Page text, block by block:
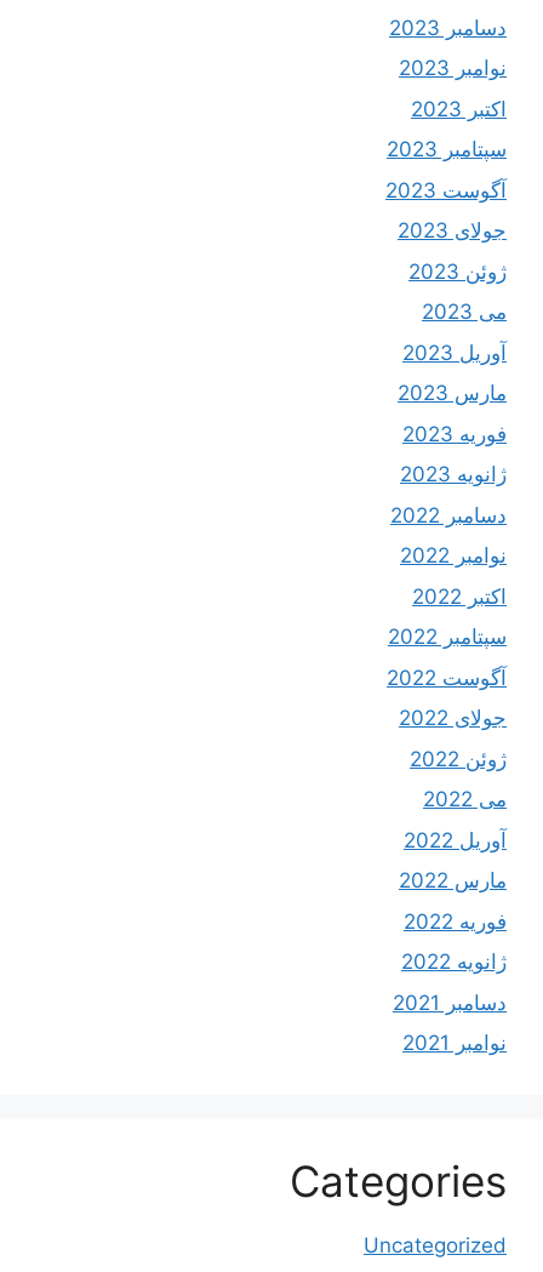
دسامبر 2023
نوامبر 2023
اکتبر 2023
سپتامبر 2023
آگوست 2023
جولای 2023
ژوئن 2023
می 2023
آوریل 2023
مارس 2023
فوریه 2023
ژانویه 2023
دسامبر 2022
نوامبر 2022
اکتبر 2022
سپتامبر 2022
آگوست 2022
جولای 2022
ژوئن 2022
می 2022
آوریل 2022
مارس 2022
فوریه 2022
ژانویه 2022
دسامبر 2021
نوامبر 2021
Categories
Uncategorized